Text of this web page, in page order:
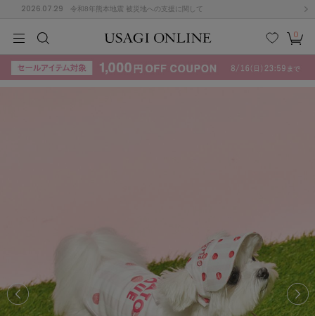
2026.07.29 令和8年熊本地震 被災地への支援に関して
検索
お気
に入
カー
ト
0
KIDSBABYBEAUTYLIFE STYLE
(121)
KIDSBABYBEAUTYLIFE STYLE
ACYM
アシーム